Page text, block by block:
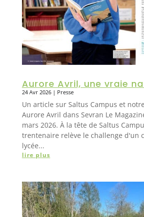
Aurore Avril, une vraie
24 Avr 2026| Presse
Un article sur Saltus Campus et
Aurore Avril dans Sevran Le
mars 2026. À la tête de Saltus
trentenaire relève le challenge d'un
lycée...
lire plus